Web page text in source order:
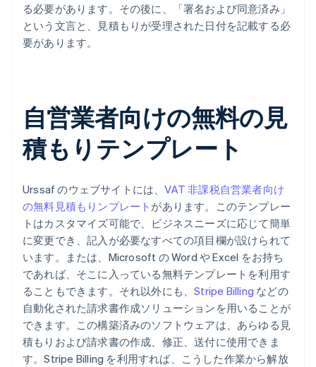
る必要があります。その後に、「署名および同意済み」
という文言と、見積もりが受理された日付を記載する必
要があります。
自営業者向けの無料の見
積もりテンプレート
Urssaf のウェブサイトには、VAT 非課税自営業者向け
の無料見積もりンプレート があります。このテンプレー
トはカスタマイズ可能で、ビジネスニーズに応じて簡単
に変更でき、記入が必要なすべての項目欄が設けられて
います。または、Microsoft の Word や Excel をお持ち
であれば、そこに入っている無料テンプレートを利用す
ることもできます。それ以外にも、Stripe Billing などの
自動化された請求書作成ソリューションを用いることが
できます。この構築済みのソフトウェアは、あらゆる見
積もりおよび請求書の作成、修正、送付に使用できま
す。Stripe Billing を利用すれば、こうした作業から解放